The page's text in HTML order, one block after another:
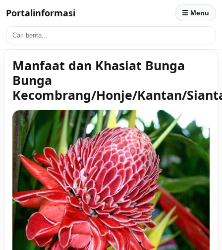
Portalinformasi ☰ Menu
Manfaat dan Khasiat Bunga
Bunga
Kecombrang/Honje/Kantan/